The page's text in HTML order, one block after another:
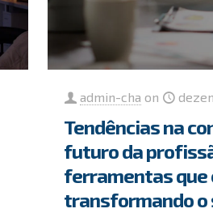
admin-cha on
Tendências na
futuro da
ferramentas que
transformando o